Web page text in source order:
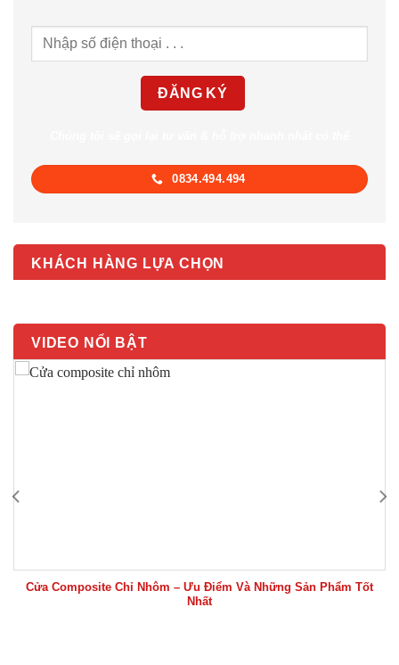
0834.494.494
KHÁCH HÀNG LỰA CHỌN
VIDEO NỔI BẬT
Cửa Composite Chỉ Nhôm – Ưu Điểm Và Những Sản Phẩm Tốt
Nhất